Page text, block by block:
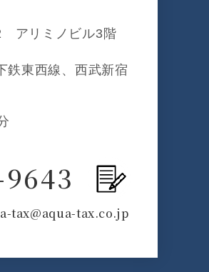
アリミノビル3階
鉄東西線、西武新宿
tax@aqua-tax.co.jp